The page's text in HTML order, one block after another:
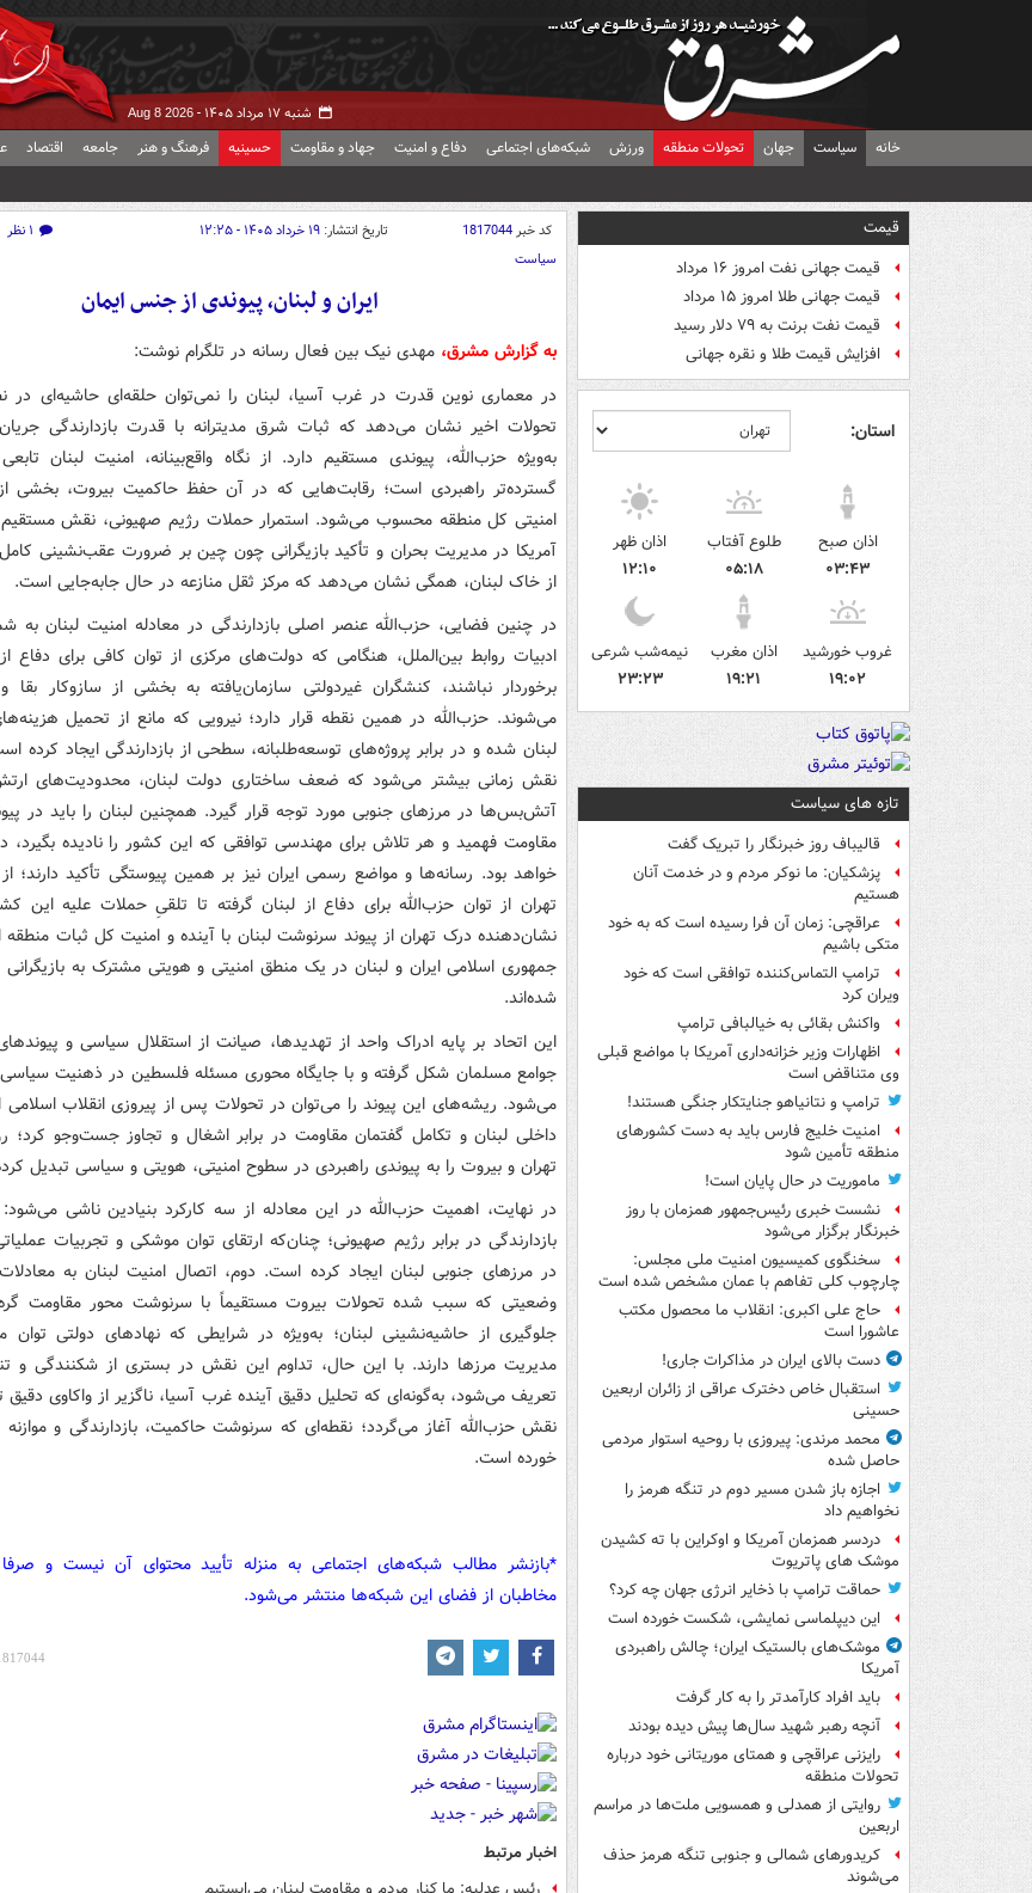
شنبه ۱۷ مرداد ۱۴۰۵ - Aug 8 2026
خانه سیاست جهان تحولات منطقه ورزش شبکه‌های اجتماعی دفاع و امنیت جهاد و مقاومت حسینیه فرهنگ و هنر جامعه اقتصاد
قیمت
قیمت جهانی نفت امروز ۱۶ مرداد
قیمت جهانی طلا امروز ۱۵ مرداد
قیمت نفت برنت به ۷۹ دلار رسید
افزایش قیمت طلا و نقره جهانی
استان:
اذان صبح
۰۳:۴۳
طلوع آفتاب
۰۵:۱۸
اذان ظهر
۱۲:۱۰
غروب خورشید
۱۹:۰۲
اذان مغرب
۱۹:۲۱
نیمه‌شب شرعی
۲۳:۲۳
تازه های سیاست
قالیباف روز خبرنگار را تبریک گفت
پزشکیان: ما نوکر مردم و در خدمت آنان
هستیم
عراقچی: زمان آن فرا رسیده است که به خود
متکی باشیم
ترامپ التماس‌کننده توافقی است که خود
ویران کرد
واکنش بقائی به خیالبافی ترامپ
اظهارات وزیر خزانه‌داری آمریکا با مواضع قبلی
وی متناقض است
ترامپ و نتانیاهو جنایتکار جنگی هستند!
امنیت خلیج فارس باید به دست کشورهای
منطقه تأمین شود
ماموریت در حال پایان است!
نشست خبری رئیس‌جمهور همزمان با روز
خبرنگار برگزار می‌شود
سخنگوی کمیسیون امنیت ملی مجلس:
چارچوب کلی تفاهم با عمان مشخص شده است
حاج علی اکبری: انقلاب ما محصول مکتب
عاشورا است
دست بالای ایران در مذاکرات جاری!
استقبال خاص دخترک عراقی از زائران اربعین
حسینی
محمد مرندی: پیروزی با روحیه استوار مردمی
حاصل شده
اجازه باز شدن مسیر دوم در تنگه هرمز را
نخواهیم داد
دردسر همزمان آمریکا و اوکراین با ته کشیدن
موشک های پاتریوت
حماقت ترامپ با ذخایر انرژی جهان چه کرد؟
این دیپلماسی نمایشی، شکست خورده است
موشک‌های بالستیک ایران؛ چالش راهبردی
آمریکا
باید افراد کارآمدتر را به کار گرفت
آنچه رهبر شهید سال‌ها پیش دیده بودند
رایزنی عراقچی و همتای موریتانی خود درباره
تحولات منطقه
روایتی از همدلی و همسویی ملت‌ها در مراسم
اربعین
کریدورهای شمالی و جنوبی تنگه هرمز حذف
می‌شوند
کد خبر1817044 تاریخ انتشار: ۱۹ خرداد ۱۴۰۵ - ۱۲:۲۵ ۱ نظر
سیاست
ایران و لبنان، پیوندی از جنس ایمان
به گزارش مشرق، مهدی نیک بین فعال رسانه در تلگرام نوشت:
در معماری نوین قدرت در غرب آسیا، لبنان را نمی‌توان حلقه‌ای حاشیه‌ای در
تحولات اخیر نشان می‌دهد که ثبات شرق مدیترانه با قدرت بازدارندگی
به‌ویژه حزب‌الله، پیوندی مستقیم دارد. از نگاه واقع‌بینانه، امنیت لبنان
گسترده‌تر راهبردی است؛ رقابت‌هایی که در آن حفظ حاکمیت بیروت، بخشی
امنیتی کل منطقه محسوب می‌شود. استمرار حملات رژیم صهیونی، نقش مستقیم
آمریکا در مدیریت بحران و تأکید بازیگرانی چون چین بر ضرورت عقب‌نشینی
از خاک لبنان، همگی نشان می‌دهد که مرکز ثقل منازعه در حال جابه‌جایی است.
در چنین فضایی، حزب‌الله عنصر اصلی بازدارندگی در معادله امنیت لبنان به
ادبیات روابط بین‌الملل، هنگامی که دولت‌های مرکزی از توان کافی برای دفاع
برخوردار نباشند، کنشگران غیردولتی سازمان‌یافته به بخشی از سازوکار بقا
می‌شوند. حزب‌الله در همین نقطه قرار دارد؛ نیرویی که مانع از تحمیل
لبنان شده و در برابر پروژه‌های توسعه‌طلبانه، سطحی از بازدارندگی ایجاد کرده
نقش زمانی بیشتر می‌شود که ضعف ساختاری دولت لبنان، محدودیت‌های
آتش‌بس‌ها در مرزهای جنوبی مورد توجه قرار گیرد. همچنین لبنان را باید در
مقاومت فهمید و هر تلاش برای مهندسی توافقی که این کشور را نادیده بگیرد،
خواهد بود. رسانه‌ها و مواضع رسمی ایران نیز بر همین پیوستگی تأکید دارند؛
تهران از توان حزب‌الله برای دفاع از لبنان گرفته تا تلقیِ حملات علیه این
نشان‌دهنده درک تهران از پیوند سرنوشت لبنان با آینده و امنیت کل ثبات
جمهوری اسلامی ایران و لبنان در یک منطق امنیتی و هویتی مشترک به
شده‌اند.
این اتحاد بر پایه ادراک واحد از تهدیدها، صیانت از استقلال سیاسی و
جوامع مسلمان شکل گرفته و با جایگاه محوری مسئله فلسطین در ذهنیت
می‌شود. ریشه‌های این پیوند را می‌توان در تحولات پس از پیروزی انقلاب اسلامی
داخلی لبنان و تکامل گفتمان مقاومت در برابر اشغال و تجاوز جست‌وجو کرد؛
تهران و بیروت را به پیوندی راهبردی در سطوح امنیتی، هویتی و سیاسی تبدیل
در نهایت، اهمیت حزب‌الله در این معادله از سه کارکرد بنیادین ناشی
بازدارندگی در برابر رژیم صهیونی؛ چنان‌که ارتقای توان موشکی و تجربیات
در مرزهای جنوبی لبنان ایجاد کرده است. دوم، اتصال امنیت لبنان به
وضعیتی که سبب شده تحولات بیروت مستقیماً با سرنوشت محور مقاومت
جلوگیری از حاشیه‌نشینی لبنان؛ به‌ویژه در شرایطی که نهادهای دولتی توان
مدیریت مرزها دارند. با این حال، تداوم این نقش در بستری از شکنندگی و
تعریف می‌شود، به‌گونه‌ای که تحلیل دقیق آینده غرب آسیا، ناگزیر از واکاوی دقیق
نقش حزب‌الله آغاز می‌گردد؛ نقطه‌ای که سرنوشت حاکمیت، بازدارندگی و
خورده است.
*بازنشر مطالب شبکه‌های اجتماعی به منزله تأیید محتوای آن نیست و
مخاطبان از فضای این شبکه‌ها منتشر می‌شود.
اخبار مرتبط